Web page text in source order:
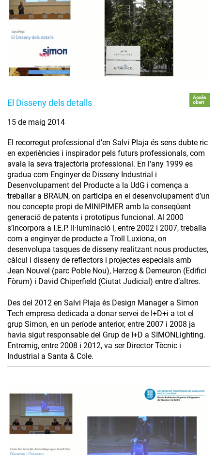
El Disseny dels detalls
Accés
obert
15 de maig 2014
El recorregut professional d’en Salvi Plaja és sens dubte ric
en experiències i inspirador pels futurs professionals, com
avala la seva trajectòria professional. En l'any 1999 es
gradua com Enginyer de Disseny Industrial i
Desenvolupament del Producte a la UdG i comença a
treballar a BRAUN, on participa en el desenvolupament d’un
nou concepte propi de MINIPIMER amb la conseqüent
generació de patents i prototipus funcional. Al 2000
s’incorpora a I.E.P. Il·luminació i, entre 2002 i 2007, treballa
com a enginyer de producte a Troll Luxiona, on
desenvolupa tasques de disseny realitzant nous productes,
càlcul i disseny de reflectors i projectes especials amb
Jean Nouvel (parc Poble Nou), Herzog & Demeuron (Edifici
Fòrum) i David Chiperfield (Ciutat Judicial) entre d’altres.
Des del 2012 en Salvi Plaja és Design Manager a Simon
Tech empresa dedicada a donar servei de I+D+i a tot el
grup Simon, en un període anterior, entre 2007 i 2008 ja
havia sigut responsable del Grup de I+D a SIMONLighting.
Entremig, entre 2008 i 2012, va ser Director Tècnic i
Industrial a Santa & Cole.